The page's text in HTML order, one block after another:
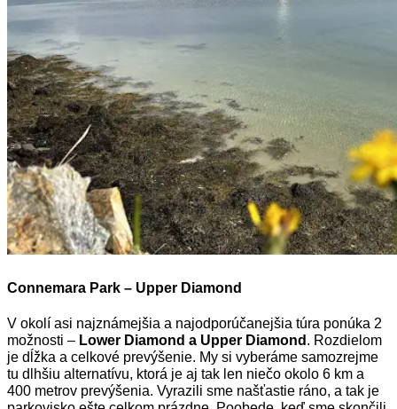
Connemara Park – Upper Diamond
V okolí asi najznámejšia a najodporúčanejšia túra ponúka 2
možnosti – Lower Diamond a Upper Diamond . Rozdielom
je dĺžka a celkové prevýšenie. My si vyberáme samozrejme
tu dlhšiu alternatívu, ktorá je aj tak len niečo okolo 6 km a
400 metrov prevýšenia. Vyrazili sme našťastie ráno, a tak je